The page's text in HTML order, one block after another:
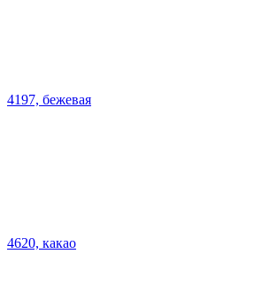
4197, бежевая
4620, какао